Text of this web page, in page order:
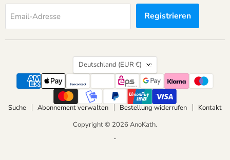
Email-Adresse Registrieren
Land
Deutschland (EUR €)
Suche Abonnement verwalten Bestellung widerrufen
Kontakt
Copyright © 2026 AnoKath.
-